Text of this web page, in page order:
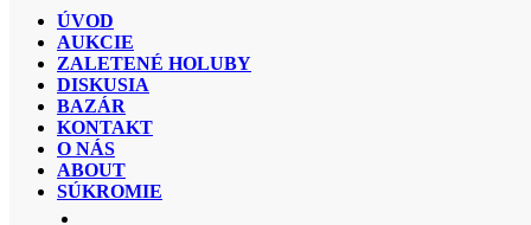
ÚVOD
AUKCIE
ZALETENÉ HOLUBY
DISKUSIA
BAZÁR
KONTAKT
O NÁS
ABOUT
SÚKROMIE